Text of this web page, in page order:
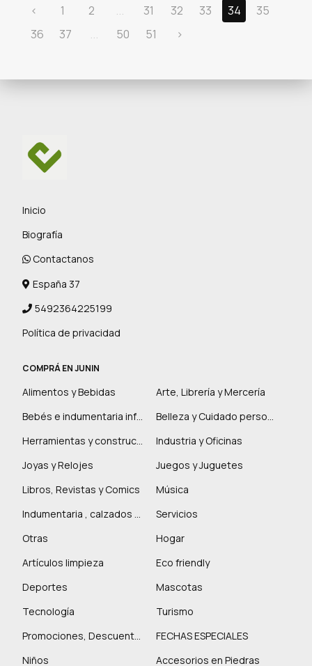
‹ 1 2 ... 31 32 33 34
35
36
37 ... 50 51 ›
Inicio
Biografía
Contactanos
España 37
5492364225199
Política de privacidad
COMPRÁ EN JUNIN
Alimentos y Bebidas
Arte, Librería y Mercería
Bebés e indumentaria infantil
Belleza y Cuidado personal
Herramientas y construcción
Industria y Oficinas
Joyas y Relojes
Juegos y Juguetes
Libros, Revistas y Comics
Música
Indumentaria , calzados y marroquinería
Servicios
Otras
Hogar
Artículos limpieza
Eco friendly
Deportes
Mascotas
Tecnología
Turismo
Promociones, Descuentos y más
FECHAS ESPECIALES
Niños
Accesorios en Piedras